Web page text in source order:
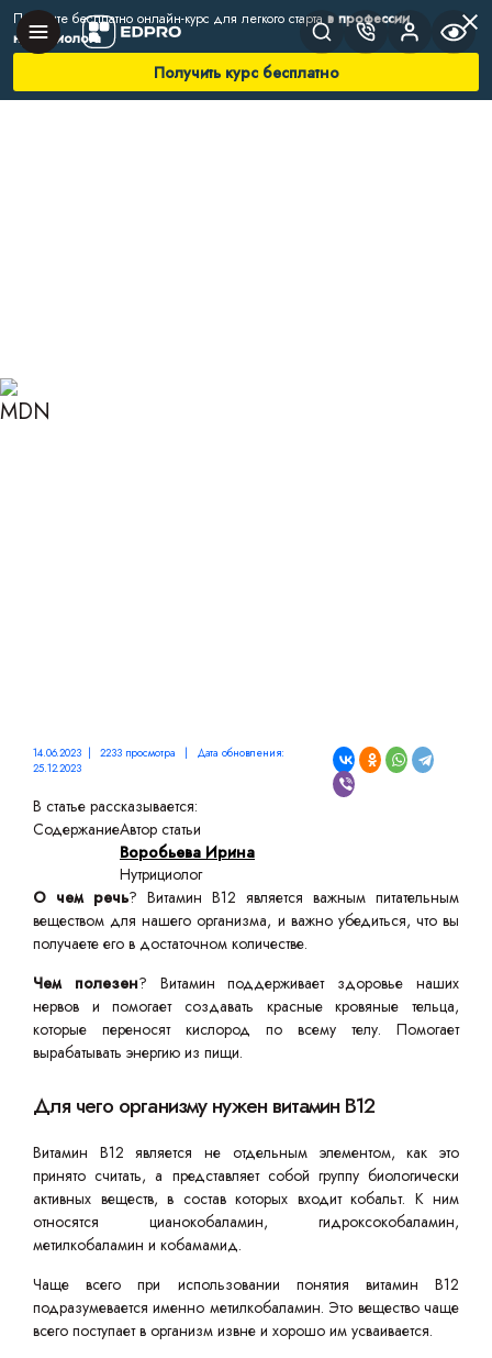
Получите бесплатно онлайн-курс для легкого стартав профессии
нутрициолога
Получить курс бесплатно
14.06.2023 | 2233 просмотра | Дата обновления:
25.12.2023
В статье рассказывается:
СодержаниеАвтор статьи
Воробьева Ирина
Нутрициолог
О чем речь? Витамин B12 является важным питательным
веществом для нашего организма, и важно убедиться, что вы
получаете его в достаточном количестве.
Чем полезен? Витамин поддерживает здоровье наших
нервов и помогает создавать красные кровяные тельца,
которые переносят кислород по всему телу. Помогает
вырабатывать энергию из пищи.
Для чего организму нужен витамин B12
Витамин B12 является не отдельным элементом, как это
принято считать, а представляет собой группу биологически
активных веществ, в состав которых входит кобальт. К ним
относятся цианокобаламин, гидроксокобаламин,
метилкобаламин и кобамамид.
Чаще всего при использовании понятия витамин B12
подразумевается именно метилкобаламин. Это вещество чаще
всего поступает в организм извне и хорошо им усваивается.